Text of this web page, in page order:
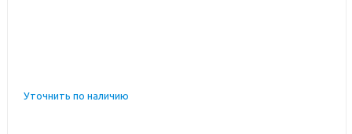
Уточнить по наличию